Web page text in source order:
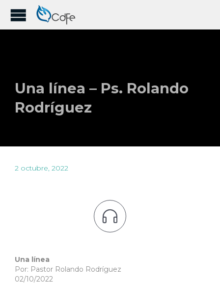
Una línea – Ps. Rolando
Rodríguez
2 octubre, 2022

Una línea
Por: Pastor Rolando Rodríguez
02/10/2022